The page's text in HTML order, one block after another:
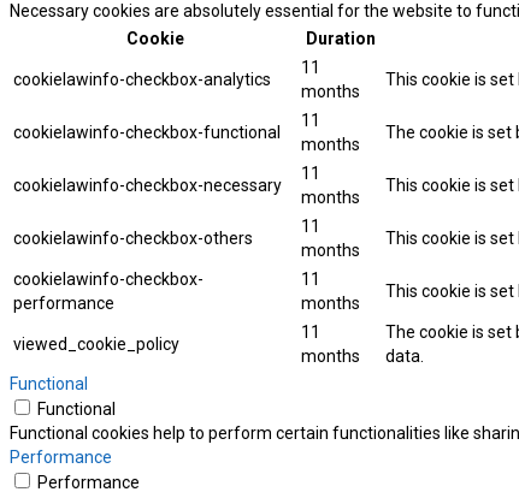
Necessary cookies are absolutely essential for the website to
Cookie
Duration
cookielawinfo-checkbox-analytics
11
months
This cookie is
cookielawinfo-checkbox-functional
11
months
The cookie is set
cookielawinfo-checkbox-necessary
11
months
This cookie is
cookielawinfo-checkbox-others
11
months
This cookie is
cookielawinfo-checkbox-
performance
11
months
This cookie is
viewed_cookie_policy
11
months
The cookie is set
data.
Functional
Functional
Functional cookies help to perform certain functionalities like
Performance
Performance